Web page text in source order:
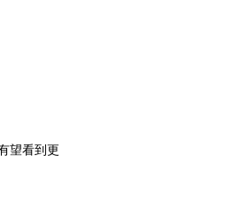
望看到更